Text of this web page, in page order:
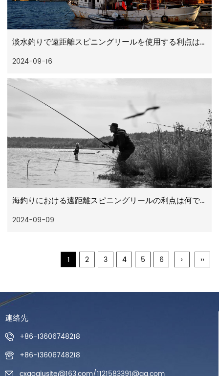
淡水釣りで遠距離スピニングリールを使用する利点は何ですか
2024-09-16
海釣りにおける遠距離スピニングリールの利点は何ですか
2024-09-09
1 2 3 4 5 6 › ››
連絡先
+86-13606748218
+86-13606748218